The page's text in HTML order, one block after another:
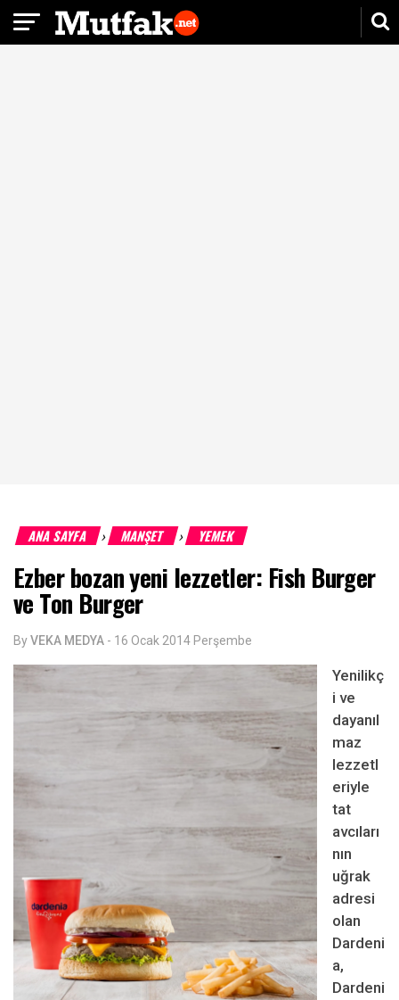
ANA SAYFA › MANŞET › YEMEK
Ezber bozan yeni lezzetler: Fish Burger
ve Ton Burger
ByVEKA MEDYA - 16 Ocak 2014 Perşembe
Yenilikç
i ve
dayanıl
maz
lezzetl
eriyle
tat
avcıları
nın
uğrak
adresi
olan
Dardeni
a,
Dardeni